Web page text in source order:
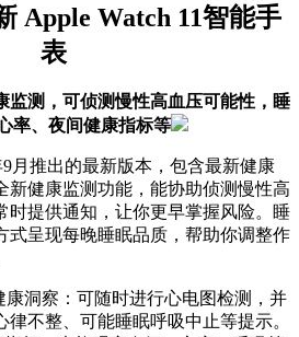
Apple Watch 11智能手
表
监测，可侦测慢性高血压可能性，睡
率、夜间健康指标等
9月推出的最新版本，包含最新健康
新健康监测功能，能协助侦测慢性高
时提供通知，让你更早掌握风险。睡
式呈现每晚睡眠品质，帮助你调整作
康洞察：可随时进行心电图检测，并
不整、可能睡眠呼吸中止等提示。